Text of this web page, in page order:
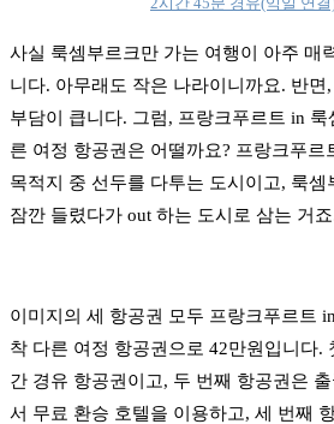
사실 룩셈부르크만 가는 여행이 아주 매
니다. 아무래도 작은 나라이니까요. 반면
부담이 큽니다. 그럼, 프랑크푸르트 in
른 여정 항공권은 어떨까요? 프랑크푸르
목적지 중 선두를 다투는 도시이고, 룩셈
잠깐 들렸다가 out 하는 도시로 삼는 거
이미지의 세 항공권 모두 프랑크푸르트
착 다른 여정 항공권으로 42만원입니다.
간 경유 항공권이고, 두 번째 항공권은 출
서 무료 환승 호텔을 이용하고, 세 번째